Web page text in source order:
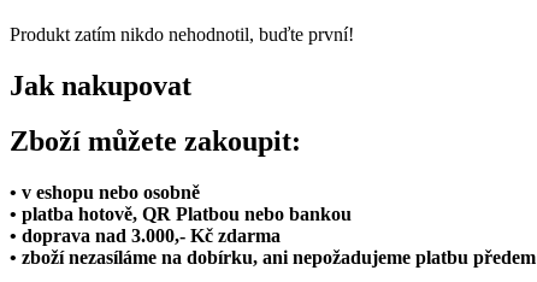
Produkt zatím nikdo nehodnotil, buďte první!
Jak nakupovat
Zboží můžete zakoupit:
• v eshopu nebo osobně
• platba hotově, QR Platbou nebo bankou
• doprava nad 3.000,- Kč zdarma
• zboží nezasíláme na dobírku, ani nepožadujeme platbu předem